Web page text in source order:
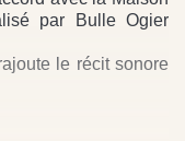
par Bulle Ogier
le récit sonore